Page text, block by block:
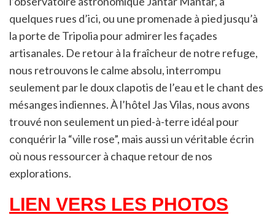
quelques rues d’ici, ou une promenade à pied jusqu’à
la porte de Tripolia pour admirer les façades
artisanales. De retour à la fraîcheur de notre refuge,
nous retrouvons le calme absolu, interrompu
seulement par le doux clapotis de l’eau et le chant des
mésanges indiennes. À l’hôtel Jas Vilas, nous avons
trouvé non seulement un pied-à-terre idéal pour
conquérir la “ville rose”, mais aussi un véritable écrin
où nous ressourcer à chaque retour de nos
explorations.
LIEN VERS LES PHOTOS